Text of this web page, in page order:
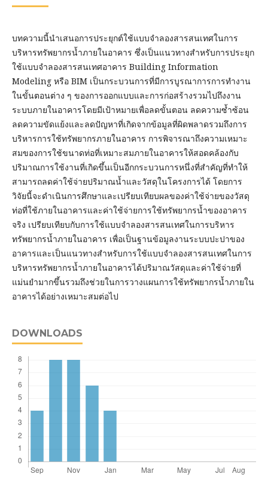
บทความนี้นำเสนอการประยุกต์ใช้แบบจำลองสารสนเทศในการ
บริหารทรัพยากรน้ำภายในอาคาร ซึ่งเป็นแนวทางสำหรับการประยุก
ใช้แบบจำลองสารสนเทศอาคาร Building Information
Modeling หรือ BIM เป็นกระบวนการที่มีการบูรณาการการทำงาน
ในขั้นตอนต่าง ๆ ของการออกแบบและการก่อสร้างรวมไปถึงงาน
ระบบภายในอาคารโดยมีเป้าหมายเพื่อลดขั้นตอน ลดความซํ้าซ้อน
ลดความขัดแย้งและลดปัญหาที่เกิดจากข้อมูลที่ผิดพลาดรวมถึงการ
บริหารการใช้ทรัพยากรภายในอาคาร การพิจารณาถึงความเหมาะ
สมของการใช้ขนาดท่อที่เหมาะสมภายในอาคารให้สอดคล้องกับ
ปริมาณการใช้งานที่เกิดขึ้นเป็นอีกกระบวนการหนึ่งที่สำคัญที่ทำให้
สามารถลดค่าใช้จ่ายปริมาณน้ำและวัสดุในโครงการได้ โดยการ
วิจัยนี้จะดำเนินการศึกษาและเปรียบเทียบผลของค่าใช้จ่ายของวัสดุ
ท่อที่ใช้ภายในอาคารและค่าใช้จ่ายการใช้ทรัพยากรน้ำของอาคาร
จริง เปรียบเทียบกับการใช้แบบจำลองสารสนเทศในการบริหาร
ทรัพยากรน้ำภายในอาคาร เพื่อเป็นฐานข้อมูลงานระบบปะปาของ
อาคารและเป็นแนวทางสำหรับการใช้แบบจำลองสารสนเทศในการ
บริหารทรัพยากรน้ำภายในอาคารได้ปริมาณวัสดุและค่าใช้จ่ายที่
แม่นยำมากขึ้นรวมถึงช่วยในการวางแผนการใช้ทรัพยากรน้ำภายใน
อาคารได้อย่างเหมาะสมต่อไป
DOWNLOADS